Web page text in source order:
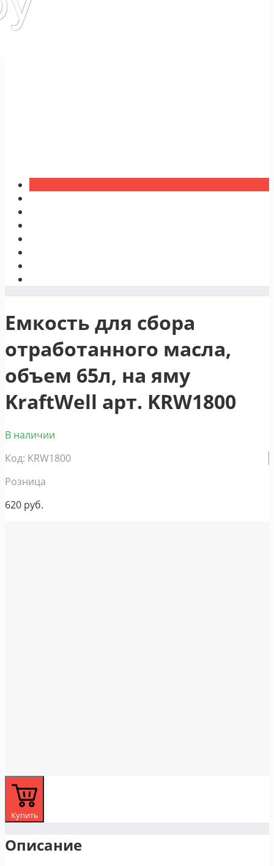
Емкость для сбора
отработанного масла,
объем 65л, на яму
KraftWell арт. KRW1800
В наличии
Код: KRW1800
Розница
620 руб.
Купить
Описание